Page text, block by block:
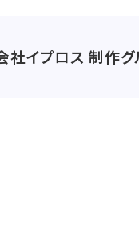
社イプロス 制作グ